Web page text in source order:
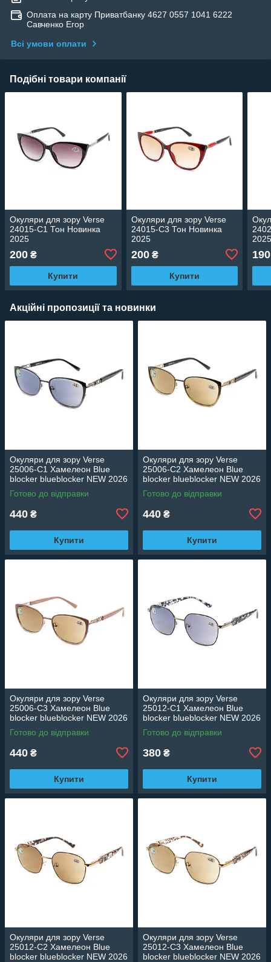
Оплата на карту Приватбанку 4627 0557 1041 6222
Савченко Егор
Всі умови оплати
Подібні товари компанії
Окуляри для зору Verse
24015-C1 Тон Новинка
2025
200 ₴
Купити
Окуляри для зору Verse
24015-C3 Тон Новинка
2025
200₴
Купити
190
Акційні пропозиції та новинки
Окуляри для зору Verse
25006-C1 Хамелеон Blue
blocker blueblocker NEW 2026
Готово до відправки
440 ₴
Купити
Окуляри для зору Verse
25006-C2 Хамелеон Blue
blocker blueblocker NEW 2026
Готово до відправки
440 ₴
Купити
Окуляри для зору Verse
25006-C3 Хамелеон Blue
blocker blueblocker NEW 2026
Готово до відправки
440 ₴
Купити
Окуляри для зору Verse
25012-C1 Хамелеон Blue
blocker blueblocker NEW 2026
Готово до відправки
380 ₴
Купити
Окуляри для зору Verse
25012-C2 Хамелеон Blue
blocker blueblocker NEW 2026
Окуляри для зору Verse
25012-C3 Хамелеон Blue
blocker blueblocker NEW 2026